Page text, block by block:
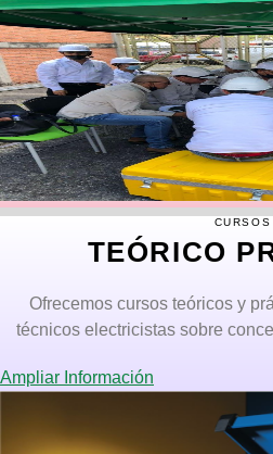
CURSOS
TEÓRICO
Ofrecemos cursos teóricos y
técnicos electricistas sobre
Ampliar Información